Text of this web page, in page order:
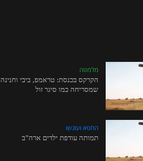
מלמטה
הקרקס בכנסת: טראמפ, ביבי וחנינה
שמסריחה כמו סיגר זול
החטא ועונשו
תמותה עודפת ילדים ארה”ב